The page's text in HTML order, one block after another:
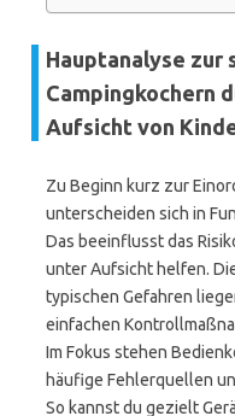
Hauptanalyse zur
Campingkochern
Aufsicht von
Zu Beginn kurz zur
unterscheiden sich in
Das beeinflusst das
unter Aufsicht helfen.
typischen Gefahren
einfachen
Im Fokus stehen
häufige Fehlerquellen
So kannst du gezielt